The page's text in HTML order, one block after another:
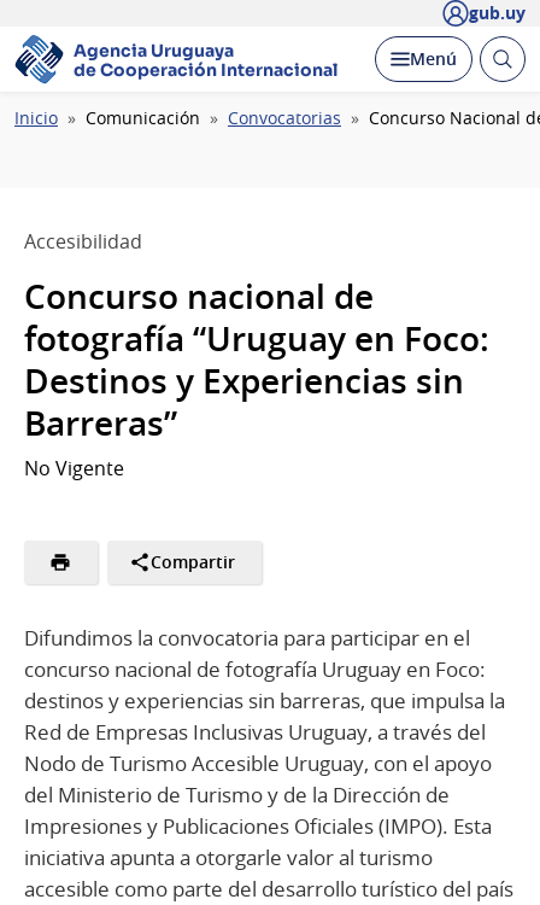
gub.uy
Agencia Uruguaya
de Cooperación Internacional
Desplegar
Menú Abrir
Ruta
Inicio Comunicación Convocatorias Concurso Nacional
Accesibilidad
Concurso nacional de
fotografía “Uruguay en Foco:
Destinos y Experiencias sin
Barreras”
No Vigente
Compartir
Difundimos la convocatoria para participar en el
concurso nacional de fotografía Uruguay en Foco:
destinos y experiencias sin barreras, que impulsa la
Red de Empresas Inclusivas Uruguay, a través del
Nodo de Turismo Accesible Uruguay, con el apoyo
del Ministerio de Turismo y de la Dirección de
Impresiones y Publicaciones Oficiales (IMPO). Esta
iniciativa apunta a otorgarle valor al turismo
accesible como parte del desarrollo turístico del país